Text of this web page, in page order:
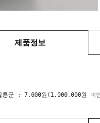
제품정보
군 : 7,000원(1,000,000원 미